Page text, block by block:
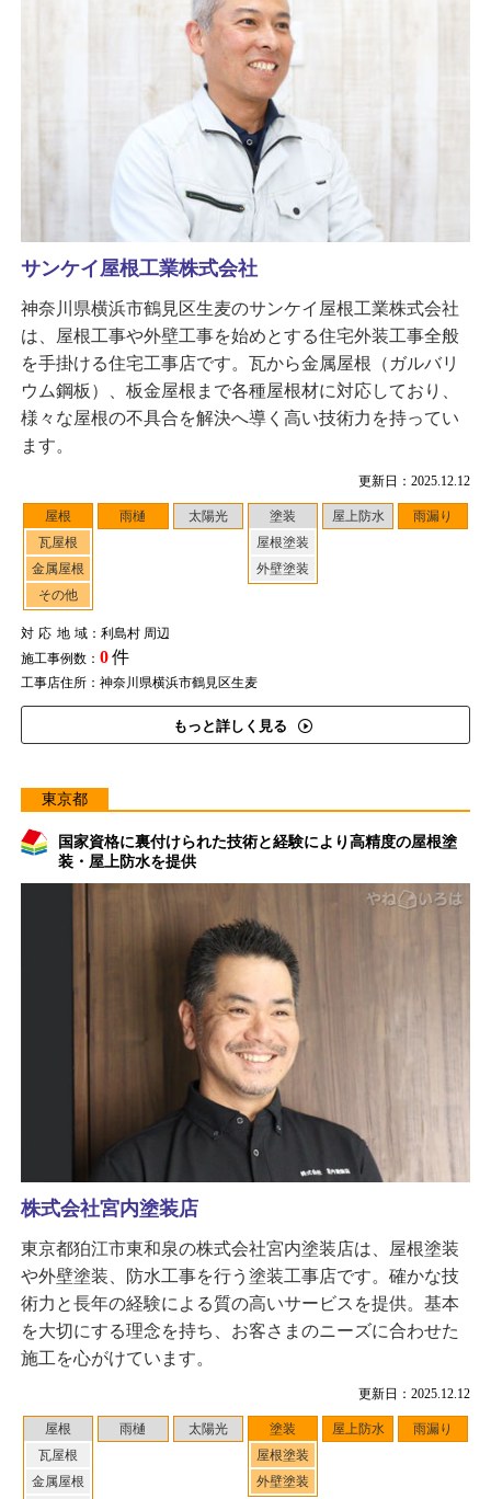
更新日：2025.12.12
屋根
瓦屋根
金属屋根
その他
雨樋 太陽光
塗装
屋根塗装
外壁塗装
屋上防水 雨漏り
対応地域：利島村 周辺
施工事例数： 0件
工事店住所：神奈川県横浜市鶴見区生麦
もっと詳しく見る
サンケイ屋根工業株式会社
神奈川県横浜市鶴見区生麦のサンケイ屋根工業株式会社
は、屋根工事や外壁工事を始めとする住宅外装工事全般
を手掛ける住宅工事店です。瓦から金属屋根（ガルバリ
ウム鋼板）、板金屋根まで各種屋根材に対応しており、
様々な屋根の不具合を解決へ導く高い技術力を持ってい
ます。
東京都
国家資格に裏付けられた技術と経験により高精度の屋根塗
装・屋上防水を提供
更新日：2025.12.12
屋根
瓦屋根
金属屋根
雨樋 太陽光
塗装
屋根塗装
外壁塗装
屋上防水 雨漏り
株式会社宮内塗装店
東京都狛江市東和泉の株式会社宮内塗装店は、屋根塗装
や外壁塗装、防水工事を行う塗装工事店です。確かな技
術力と長年の経験による質の高いサービスを提供。基本
を大切にする理念を持ち、お客さまのニーズに合わせた
施工を心がけています。